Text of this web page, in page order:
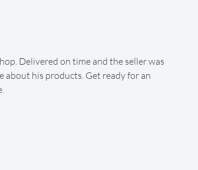
Delivered on time and the seller was
about his products. Get ready for an